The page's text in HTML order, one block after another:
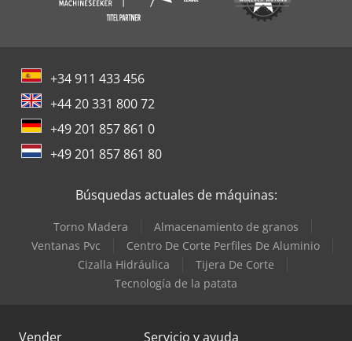
+34 911 433 456
+44 20 331 800 72
+49 201 857 861 0
+49 201 857 861 80
Búsquedas actuales de máquinas:
Torno Madera
Almacenamiento de granos
Ventanas Pvc
Centro De Corte Perfiles De Aluminio
Cizalla Hidráulica
Tijera De Corte
Tecnología de la patata
Vender Servicio y ayuda